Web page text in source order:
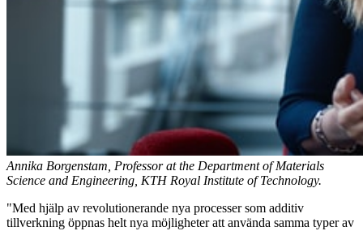
Annika Borgenstam, Professor at the Department of Materials
Science and Engineering, KTH Royal Institute of Technology.
"Med hjälp av revolutionerande nya processer som additiv
tillverkning öppnas helt nya möjligheter att använda samma typer av